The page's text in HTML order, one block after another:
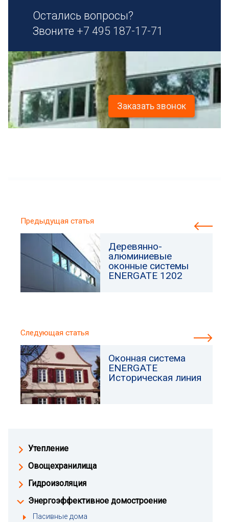
Остались вопросы?
Звоните +7 495 187-17-71
Заказать звонок
Утепление
Овощехранилища
Гидроизоляция
Энергоэффективное домостроение
Пасивные дома
Предыдущая статья
Деревянно-
алюминиевые
оконные системы
ENERGATE 1202
Следующая статья
Оконная система
ENERGATE
Историческая линия